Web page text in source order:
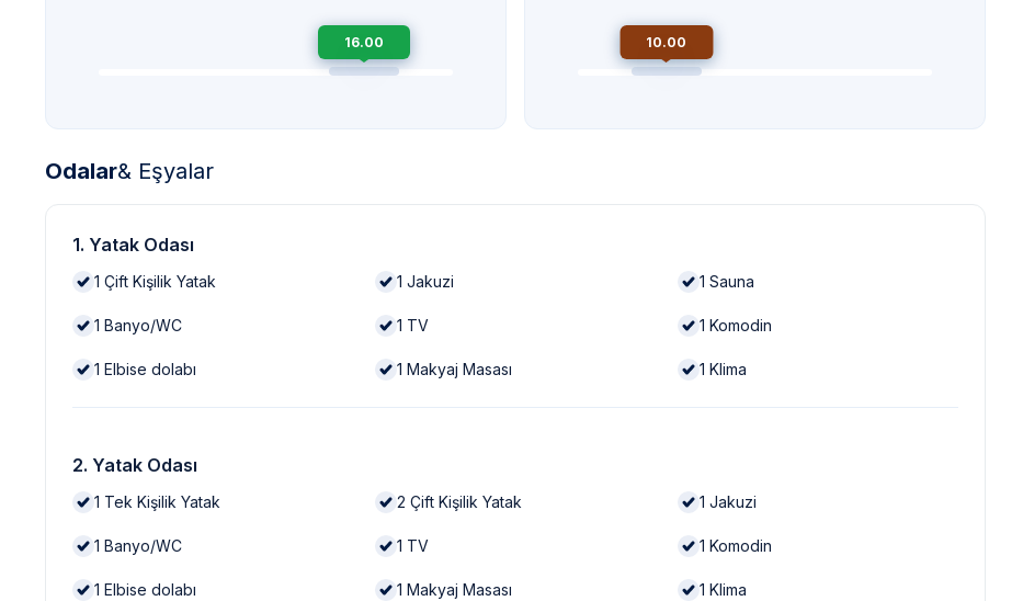
16.00 10.00
Odalar& Eşyalar
1. Yatak Odası
1 Çift Kişilik Yatak 1 Jakuzi 1 Sauna
1 Banyo/WC 1 TV 1 Komodin
1 Elbise dolabı 1 Makyaj Masası 1 Klima
2. Yatak Odası
1 Tek Kişilik Yatak 2 Çift Kişilik Yatak 1 Jakuzi
1 Banyo/WC 1 TV 1 Komodin
1 Elbise dolabı 1 Makyaj Masası 1 Klima